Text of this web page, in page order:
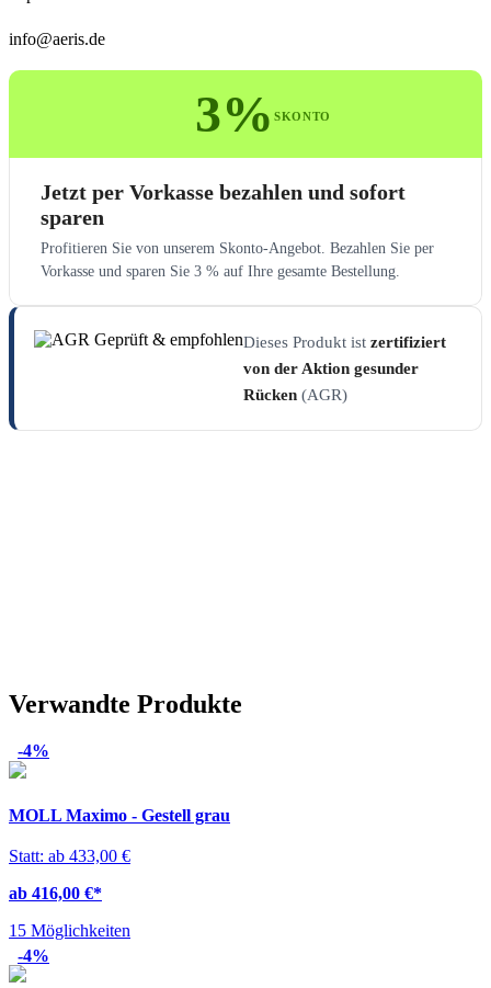
info@aeris.de
3%SKONTO
Jetzt per Vorkasse bezahlen und sofort
sparen
Profitieren Sie von unserem Skonto-Angebot. Bezahlen Sie per
Vorkasse und sparen Sie 3 % auf Ihre gesamte Bestellung.
Dieses Produkt ist zertifiziert
von der Aktion gesunder
Rücken (AGR)
Verwandte Produkte
-4%
MOLL Maximo - Gestell grau
Statt: ab 433,00 €
ab 416,00 €*
15 Möglichkeiten
-4%